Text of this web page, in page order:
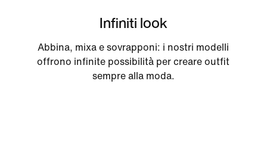
Infiniti look
Abbina, mixa e sovrapponi: i nostri modelli
offrono infinite possibilità per creare outfit
sempre alla moda.